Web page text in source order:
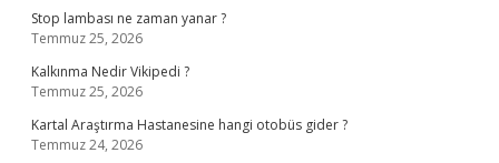
Stop lambası ne zaman yanar ?
Temmuz 25, 2026
Kalkınma Nedir Vikipedi ?
Temmuz 25, 2026
Kartal Araştırma Hastanesine hangi otobüs gider ?
Temmuz 24, 2026